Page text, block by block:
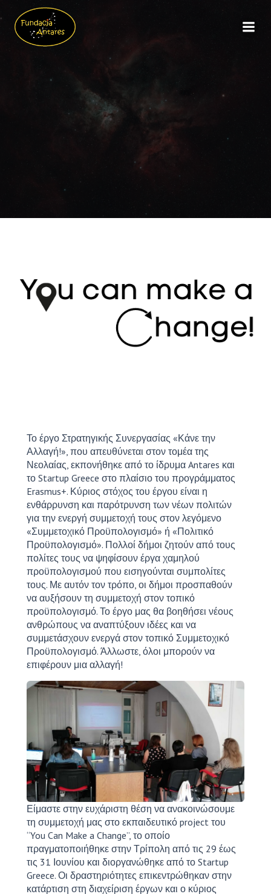
Το έργο Στρατηγικής Συνεργασίας «Κάνε την
Αλλαγή!», που απευθύνεται στον τομέα της
Νεολαίας, εκπονήθηκε από το ίδρυμα Antares και
το Startup Greece στο πλαίσιο του προγράμματος
Erasmus+. Κύριος στόχος του έργου είναι η
ενθάρρυνση και παρότρυνση των νέων πολιτών
για την ενεργή συμμετοχή τους στον λεγόμενο
«Συμμετοχικό Προϋπολογισμό» ή «Πολιτικό
Προϋπολογισμό». Πολλοί δήμοι ζητούν από τους
πολίτες τους να ψηφίσουν έργα χαμηλού
προϋπολογισμού που εισηγούνται συμπολίτες
τους. Με αυτόν τον τρόπο, οι δήμοι προσπαθούν
να αυξήσουν τη συμμετοχή στον τοπικό
προϋπολογισμό. Το έργο μας θα βοηθήσει νέους
ανθρώπους να αναπτύξουν ιδέες και να
συμμετάσχουν ενεργά στον τοπικό Συμμετοχικό
Προϋπολογισμό. Άλλωστε, όλοι μπορούν να
επιφέρουν μια αλλαγή!
Είμαστε στην ευχάριστη θέση να ανακοινώσουμε
τη συμμετοχή μας στο εκπαιδευτικό project του
“You Can Make a Change”, το οποίο
πραγματοποιήθηκε στην Τρίπολη από τις 29 έως
τις 31 Ιουνίου και διοργανώθηκε από το Startup
Greece. Οι δραστηριότητες επικεντρώθηκαν στην
κατάρτιση στη διαχείριση έργων και ο κύριος